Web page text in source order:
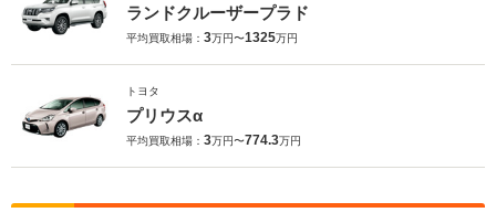
ランドクルーザープラド
平均買取相場： 3万円〜1325万円
トヨタ
プリウスα
平均買取相場： 3万円〜774.3万円